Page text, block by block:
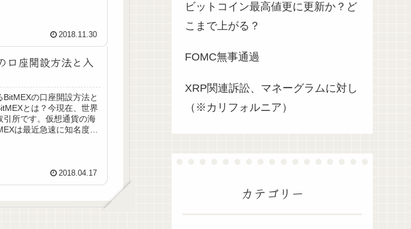
2018.11.30
口座開設方法と入
の口座開設方法と
とは？今現在、世界
引所です。仮想通貨の海
は最近急速に知名度と
2018.04.17
ビットコイン最高値更に更新か？ど
こまで上がる？
FOMC無事通過
XRP関連訴訟、マネーグラムに対し
（※カリフォルニア）
カテゴリー